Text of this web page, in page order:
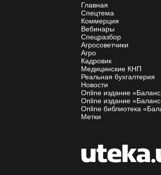
Главная
Спецтема
Коммерция
Вебинары
Спецразбор
Агросоветчики
Агро
Кадровик
Медицинские КНП
Реальная бухгалтерия
Новости
Online издание
Online издание
Online библиотека
Метки